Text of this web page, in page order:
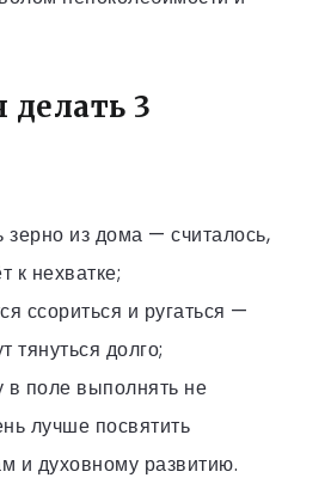
делать 3
зерно из дома — считалось,
к нехватке;
ссориться и ругаться —
тянуться долго;
в поле выполнять не
лучше посвятить
и духовному развитию.